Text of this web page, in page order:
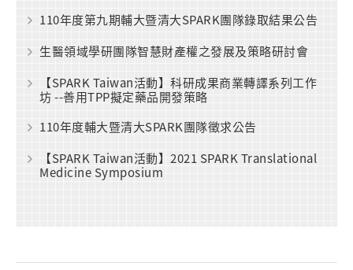
110年度第九期輔大暨清大SPARK團隊錄取結果公告
生醫領域學研團隊智慧財產權之發展及策略研討會
【SPARK Taiwan活動】科研成果商業轉譯系列工作
坊 --善用TPP擬定藥品開發策略
110年度輔大暨清大SPARK團隊徵求公告
【SPARK Taiwan活動】2021 SPARK Translational
Medicine Symposium